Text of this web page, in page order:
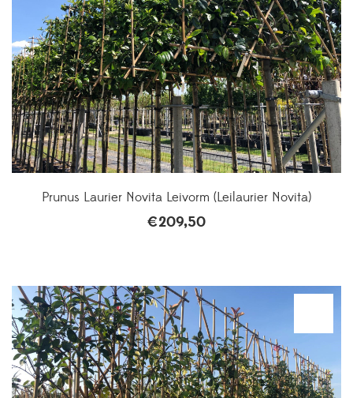
Prunus Laurier Novita Leivorm (Leilaurier Novita)
€209,50